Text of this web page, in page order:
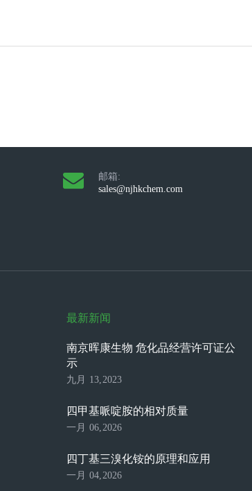
邮箱:
sales@njhkchem.com
最新新闻
南京晖康生物 危化品经营许可证公
示
九月 13,2023
四甲基哌啶胺的相对质量
一月 06,2026
四丁基三溴化铵的原理和应用
一月 04,2026